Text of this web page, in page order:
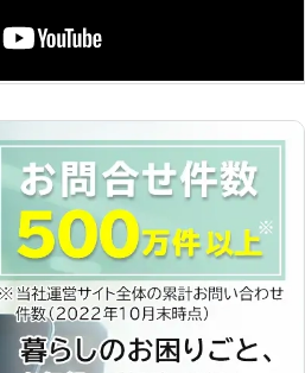
工事の工程管理や品質・安全管理をお
こなう造園技術の専門家です。実務経
社庭屋中村だからこそ、お客様のお庭
のお悩みに対応することができます
よ。 ②100パーセント自社作業！下
請けを使わず自社ですべて作業を請け
負うことで、より責任をもった施工を
おこなうことができます。さらに下請
けに支払う中間マージンが発生しない
ので余分な伐採費用もかからなくなり
ますよ。 ③地域のみなさまと親睦を
深められるイベントの実施！マンショ